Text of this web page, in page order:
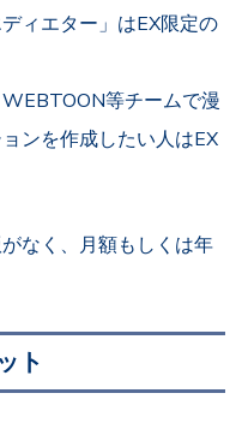
ィエター」はEX限定の
等チームで漫
ンを作成したい人はEX
なく、月額もしくは年
ト